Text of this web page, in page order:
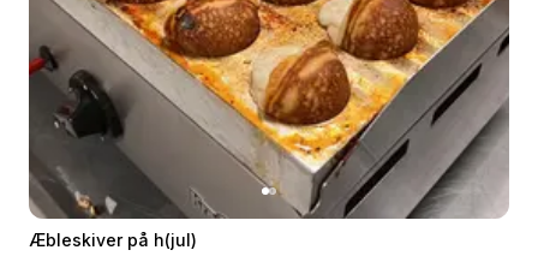
Æbleskiver på h(jul)